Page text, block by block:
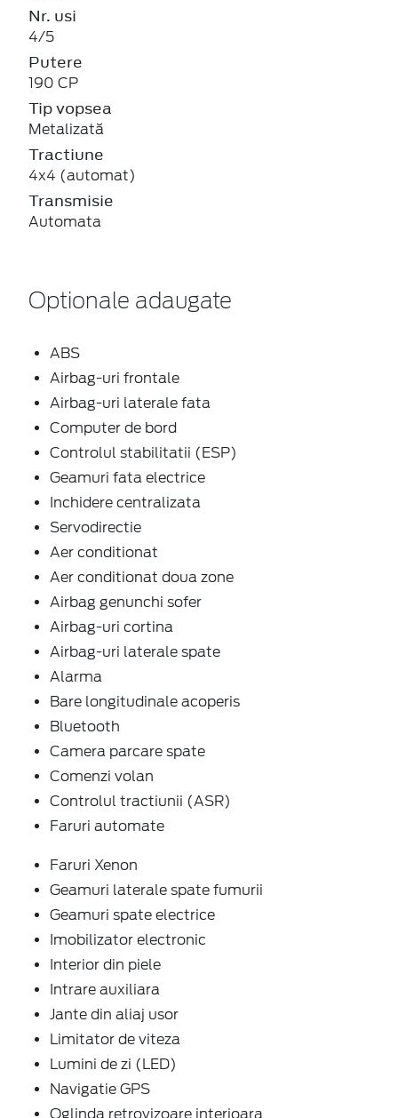
Nr. usi
4/5
Putere
190 CP
Tip vopsea
Metalizată
Tractiune
4x4 (automat)
Transmisie
Automata
Optionale adaugate
ABS
Airbag-uri frontale
Airbag-uri laterale fata
Computer de bord
Controlul stabilitatii (ESP)
Geamuri fata electrice
Inchidere centralizata
Servodirectie
Aer conditionat
Aer conditionat doua zone
Airbag genunchi sofer
Airbag-uri cortina
Airbag-uri laterale spate
Alarma
Bare longitudinale acoperis
Bluetooth
Camera parcare spate
Comenzi volan
Controlul tractiunii (ASR)
Faruri automate
Faruri Xenon
Geamuri laterale spate fumurii
Geamuri spate electrice
Imobilizator electronic
Interior din piele
Intrare auxiliara
Jante din aliaj usor
Limitator de viteza
Lumini de zi (LED)
Navigatie GPS
Oglinda retrovizoare interioara